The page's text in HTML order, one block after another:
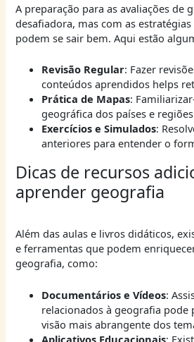
A preparação para as avaliações de
desafiadora, mas com as
podem se sair bem. Aqui estão
Revisão Regular: Fazer
conteúdos aprendidos helps
Prática de Mapas:
geográfica dos países e
Exercícios e Simulados:
anteriores para entender o
Dicas de recursos
aprender geografia
Além das aulas e livros didáticos,
e ferramentas que podem
geografia, como:
Documentários e Vídeos:
relacionados à geografia
visão mais abrangente dos
Aplicativos Educacionais: